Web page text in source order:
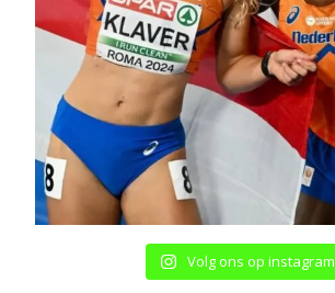
Volg ons op instagram